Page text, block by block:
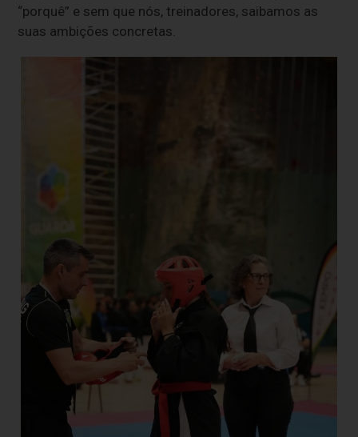
“porquê” e sem que nós, treinadores, saibamos as
suas ambições concretas.